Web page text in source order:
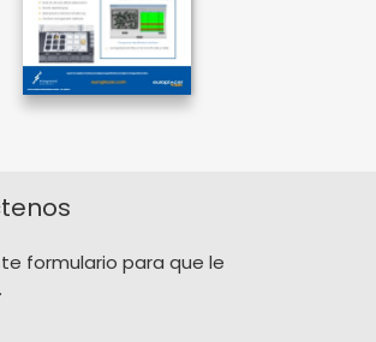
formulario para que le